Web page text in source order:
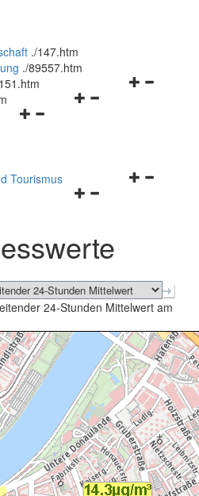
./147.htm
./89557.htm
Navigationsmenü
Navigationsmenü
Navigationsmenü
schließen
Tourismus
24-Stunden Mittelwert am